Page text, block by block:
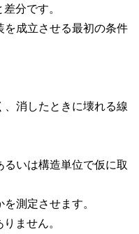
分です。
を成立させる最初の条件
消したときに壊れる線
いは構造単位で仮に取
測定させます。
ません。